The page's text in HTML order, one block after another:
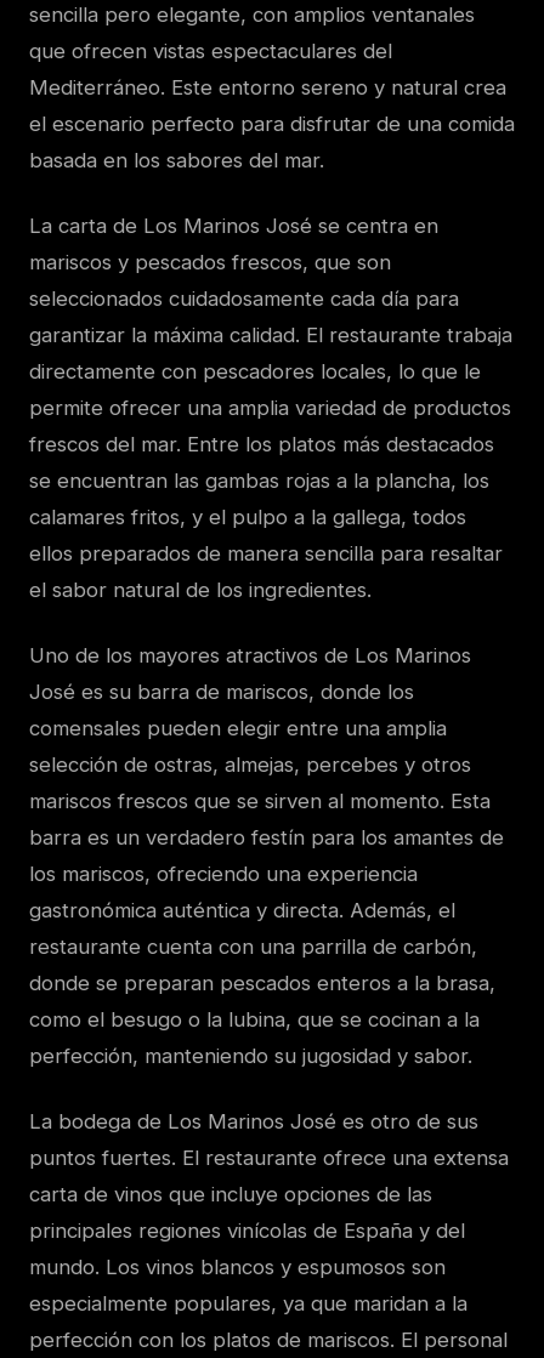
sencilla pero elegante, con amplios ventanales
que ofrecen vistas espectaculares del
Mediterráneo. Este entorno sereno y natural crea
el escenario perfecto para disfrutar de una comida
basada en los sabores del mar.
La carta de Los Marinos José se centra en
mariscos y pescados frescos, que son
seleccionados cuidadosamente cada día para
garantizar la máxima calidad. El restaurante trabaja
directamente con pescadores locales, lo que le
permite ofrecer una amplia variedad de productos
frescos del mar. Entre los platos más destacados
se encuentran las gambas rojas a la plancha, los
calamares fritos, y el pulpo a la gallega, todos
ellos preparados de manera sencilla para resaltar
el sabor natural de los ingredientes.
Uno de los mayores atractivos de Los Marinos
José es su barra de mariscos, donde los
comensales pueden elegir entre una amplia
selección de ostras, almejas, percebes y otros
mariscos frescos que se sirven al momento. Esta
barra es un verdadero festín para los amantes de
los mariscos, ofreciendo una experiencia
gastronómica auténtica y directa. Además, el
restaurante cuenta con una parrilla de carbón,
donde se preparan pescados enteros a la brasa,
como el besugo o la lubina, que se cocinan a la
perfección, manteniendo su jugosidad y sabor.
La bodega de Los Marinos José es otro de sus
puntos fuertes. El restaurante ofrece una extensa
carta de vinos que incluye opciones de las
principales regiones vinícolas de España y del
mundo. Los vinos blancos y espumosos son
especialmente populares, ya que maridan a la
perfección con los platos de mariscos. El personal